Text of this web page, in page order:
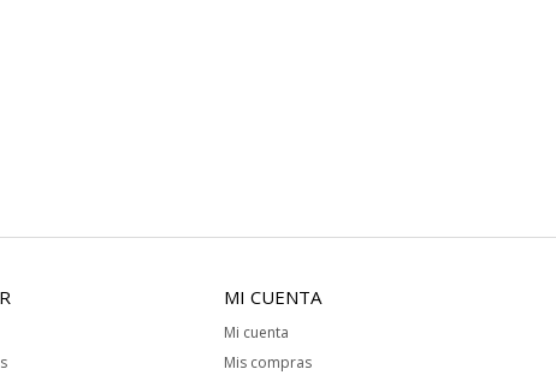
MI CUENTA
Mi cuenta
Mis compras